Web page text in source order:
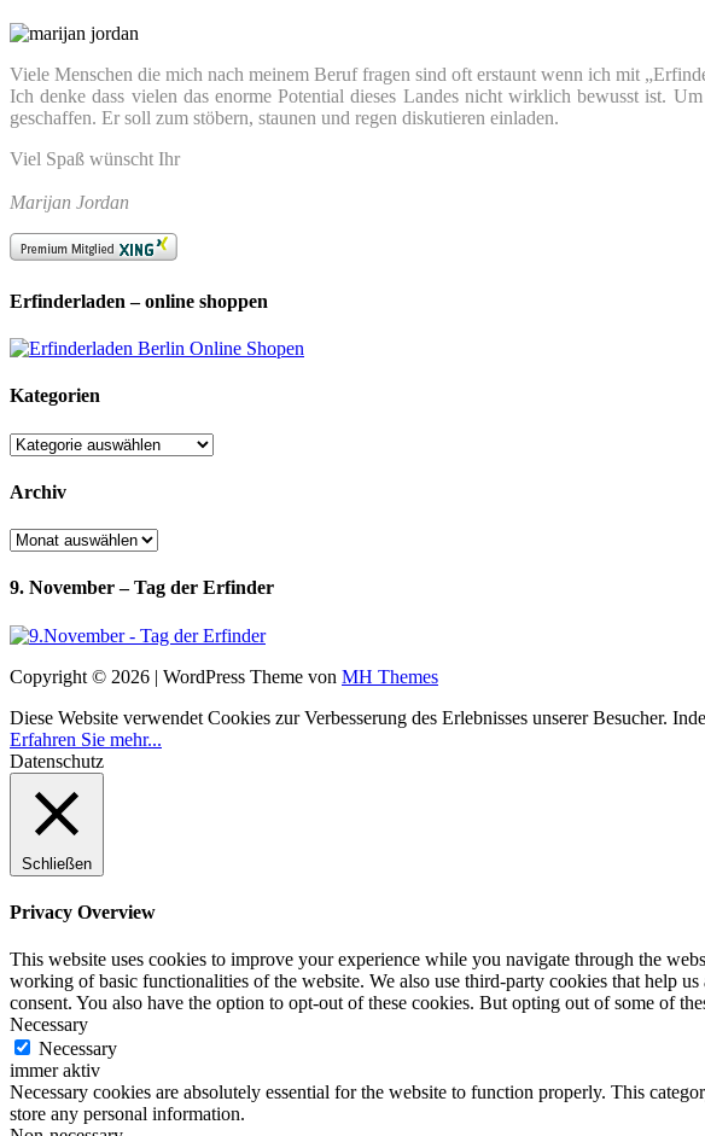
Viele Menschen die mich nach meinem Beruf fragen sind oft erstaunt wenn ich mit
Ich denke dass vielen das enorme Potential dieses Landes nicht wirklich bewusst ist.
geschaffen. Er soll zum stöbern, staunen und regen diskutieren einladen.
Viel Spaß wünscht Ihr
Marijan Jordan
Erfinderladen – online shoppen
Kategorien
Kategorien
Archiv
Archiv
9. November – Tag der Erfinder
Copyright © 2026 | WordPress Theme von MH Themes
Diese Website verwendet Cookies zur Verbesserung des Erlebnisses unserer Besucher.
Erfahren Sie mehr...
Datenschutz
Schließen
Privacy Overview
This website uses cookies to improve your experience while you navigate through the
working of basic functionalities of the website. We also use third-party cookies that help
consent. You also have the option to opt-out of these cookies. But opting out of some of
Necessary
Necessary
immer aktiv
Necessary cookies are absolutely essential for the website to function properly. This
store any personal information.